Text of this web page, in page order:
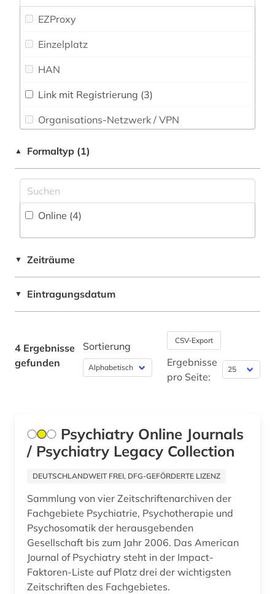
EZProxy
Einzelplatz
HAN
Link mit Registrierung (3)
Organisations-Netzwerk / VPN
Shibboleth
Zugriff vor Ort
▲ Formaltyp (1)
Online (4)
▼ Zeiträume
▼ Eintragungsdatum
4 Ergebnisse
gefunden
Sortierung CSV-Export
Ergebnisse
pro Seite:
Psychiatry Online Journals
/ Psychiatry Legacy Collection
DEUTSCHLANDWEIT FREI, DFG-GEFÖRDERTE LIZENZ
Sammlung von vier Zeitschriftenarchiven der
Fachgebiete Psychiatrie, Psychotherapie und
Psychosomatik der herausgebenden
Gesellschaft bis zum Jahr 2006. Das American
Journal of Psychiatry steht in der Impact-
Faktoren-Liste auf Platz drei der wichtigsten
Zeitschriften des Fachgebietes.